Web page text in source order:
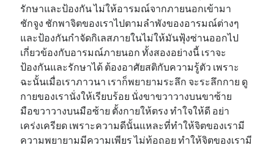
รักษาและป้องกัน ไม่ให้อารมณ์จากภายนอกเข้ามา
ชักจูง ชักพาจิตของเราไปตามลำพังของอารมณ์ต่างๆ
และป้องกันกำจัดกิเลสภายในไม่ให้มันฟุ้งซ่านออกไป
เกี่ยวข้องกับอารมณ์ภายนอก ทั้งสองอย่างนี้ เราจะ
ป้องกันและรักษาได้ ต้องอาศัยสติกับความรู้ตัว เพราะ
ฉะนั้นเมื่อเราภาวนา เราก็พยายามระลึก จะระลึกกาย ดู
กายของเรานั่งให้เรียบร้อย นั่งขาขวาวางบนขาซ้าย
มือขวาวางบนมือซ้าย ตั้งกายให้ตรง ทำใจให้ดี อย่า
เคร่งเครียด เพราะความดีนั้นแหละที่ทำให้จิตของเรามี
ความพยายามมีความเพียร ไม่ท้อถอย ทำให้จิตของเรามี